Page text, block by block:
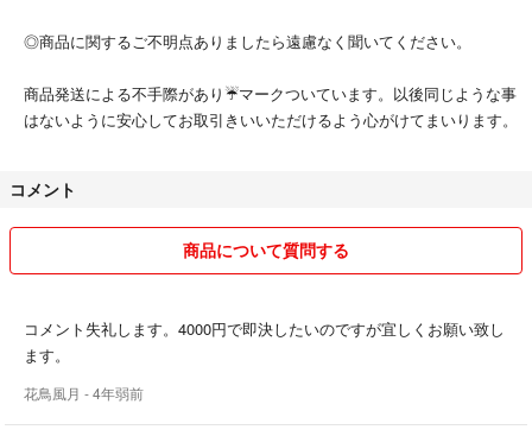
◎商品に関するご不明点ありましたら遠慮なく聞いてください。
商品発送による不手際があり☔マークついています。以後同じような事
はないように安心してお取引きいいただけるよう心がけてまいります。
コメント
商品について質問する
コメント失礼します。4000円で即決したいのですが宜しくお願い致し
ます。
花鳥風月 - 4年弱前